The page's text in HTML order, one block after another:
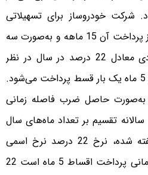
شرکت خودروساز برای تسهیلاتی
معادل 10 میلیون تومان که باز پرداخت آن 15 ماهه و به‌صورت سه
چک 5 ماهه باشد، نرخ سودی معادل 22 درصد در سال در نظر
گرفته است. به این ترتیب هر 5 ماه یک بار قسط پرداخت می‌شود.
به‌صورت حاصل ضرب فاصله زمانی
تقسیم بر تعداد ماه‌های سال
محاسبه می‌شود. در نمونه گفته شده، نرخ 22 درصد نرخ اسمی
سالانه است که چون فاصله زمانی پرداخت اقساط 5 ماه است 22